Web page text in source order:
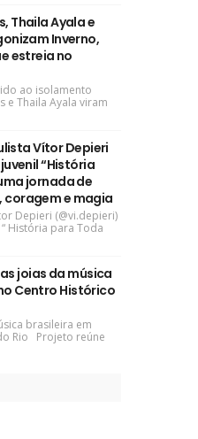
Thaila Ayala e
Inverno,
estreia no
ao isolamento
e Thaila Ayala viram
Vítor Depieri
“História
jornada de
e magia
Depieri (@vi.depieri)
História para Toda
joias da música
Centro Histórico
brasileira em
Rio Projeto reúne